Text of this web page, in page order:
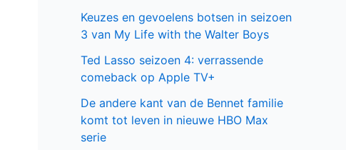
Keuzes en gevoelens botsen in seizoen
3 van My Life with the Walter Boys
Ted Lasso seizoen 4: verrassende
comeback op Apple TV+
De andere kant van de Bennet familie
komt tot leven in nieuwe HBO Max
serie